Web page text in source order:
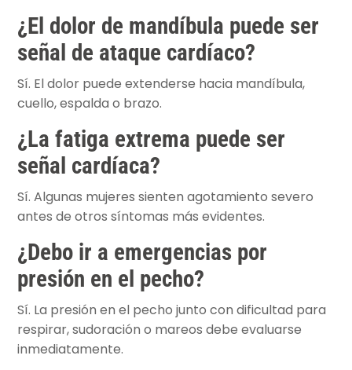
¿El dolor de mandíbula puede ser
señal de ataque cardíaco?
Sí. El dolor puede extenderse hacia mandíbula,
cuello, espalda o brazo.
¿La fatiga extrema puede ser
señal cardíaca?
Sí. Algunas mujeres sienten agotamiento severo
antes de otros síntomas más evidentes.
¿Debo ir a emergencias por
presión en el pecho?
Sí. La presión en el pecho junto con dificultad para
respirar, sudoración o mareos debe evaluarse
inmediatamente.